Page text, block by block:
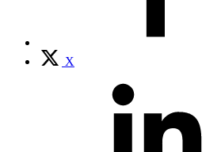
X